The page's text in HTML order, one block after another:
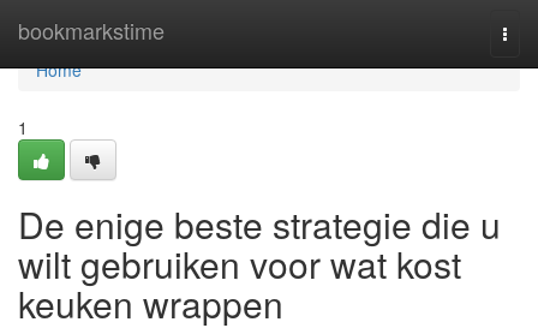
bookmarkstime
Home
Home
1
De enige beste strategie die u
wilt gebruiken voor wat kost
keuken wrappen